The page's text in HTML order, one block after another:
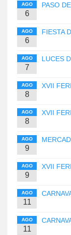
AGO
6
PASO
AGO
6
FIESTA
AGO
7
LUCES
AGO
8
XVII
AGO
8
XVII
AGO
9
AGO
9
XVII
AGO
11
AGO
11